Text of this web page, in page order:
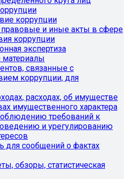
коррупции
и иные акты в сфере
коррупции
экспертиза
материалы
связанные с
коррупции, для
расходах, об имуществе
имущественного характера
требований к
и урегулированию
для сообщений о фактах
обзоры, статистическая